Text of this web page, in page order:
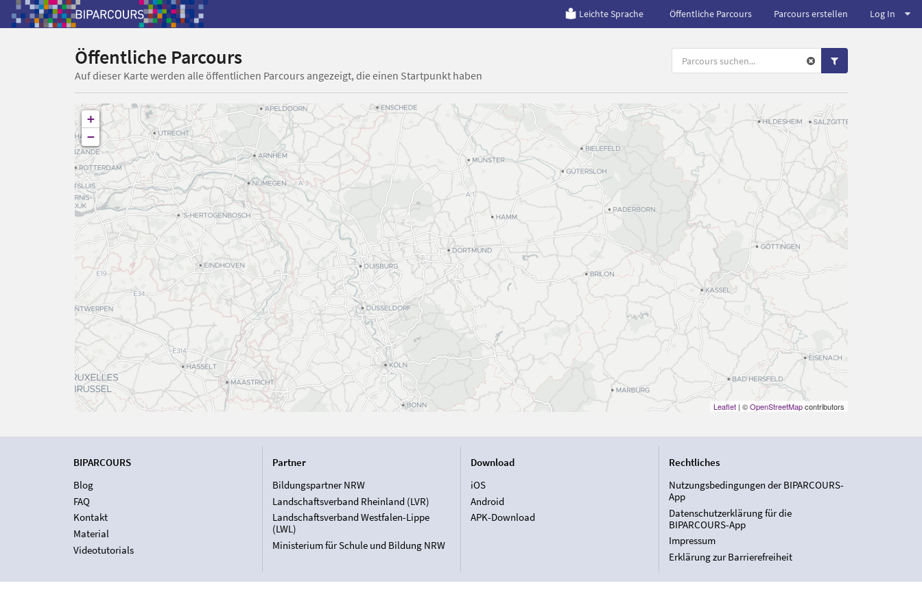
Leichte Sprache Öffentliche Parcours Parcours erstellen Log In
Öffentliche Parcours
Auf dieser Karte werden alle öffentlichen Parcours angezeigt, die einen Startpunkt haben
+
−
Leaflet| ©OpenStreetMapcontributors
BIPARCOURS
Blog
FAQ
Kontakt
Material
Videotutorials
Partner
Bildungspartner NRW
Landschaftsverband Rheinland (LVR)
Landschaftsverband Westfalen-Lippe
(LWL)
Ministerium für Schule und Bildung NRW
Download
iOS
Android
APK-Download
Rechtliches
Nutzungsbedingungen der BIPARCOURS-
App
Datenschutzerklärung für die
BIPARCOURS-App
Impressum
Erklärung zur Barrierefreiheit